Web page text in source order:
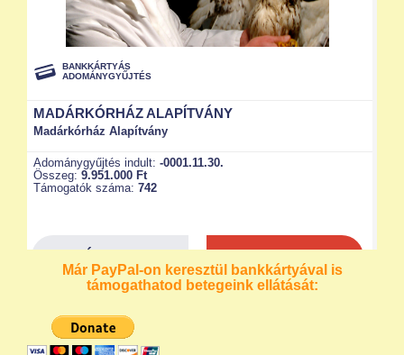
Már PayPal-on keresztül bankkártyával is
támogathatod betegeink ellátását: